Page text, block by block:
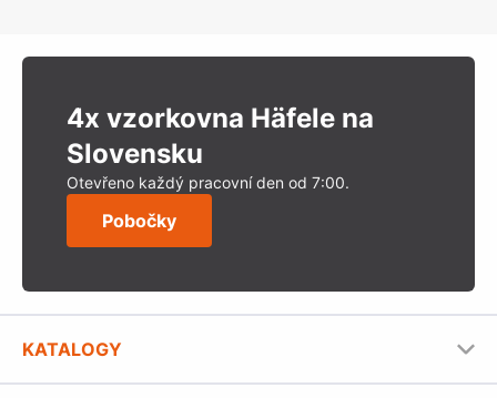
4x vzorkovna Häfele na
Slovensku
Otevřeno každý pracovní den od 7:00.
Pobočky
KATALOGY